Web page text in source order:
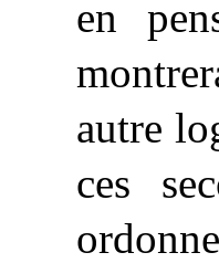
en
autre
ces